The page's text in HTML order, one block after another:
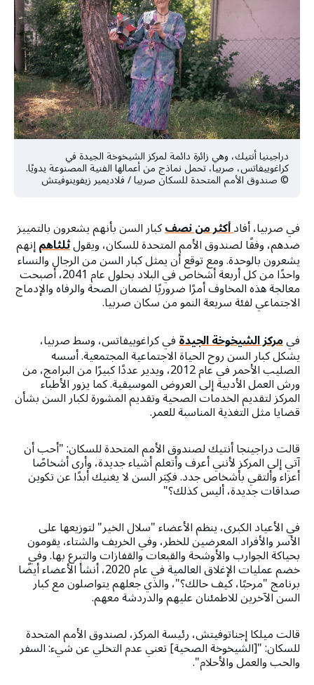
دراجينيا أنتيك، وهي زائرة دائمة لمركز الشيخوخة الجيدة في
كراغوييفاتس، صربيا، تحمل نماذج من أعمالها الفنية المصنوعة يدويًا.
© صندوق الأمم المتحدة للسكان صربيا / فلاديمير زيفوينوفيتش
في صربيا، أفادأكثر من نصفكبار السن بأنهم يشعرون بالتمييز
ضدهم، وفقًا لصندوق الأمم المتحدة للسكان، ويقولثلثاهمإنهم
يشعرون بالوحدة. ومع توقع أن يمثل كبار السن من الرجال والنساء
واحدًا من كل أربعة أشخاص في البلاد بحلول عام 2041، أصبحت
معالجة هذه المخاوف أمرًا ضروريًا لضمان الصحة والرفاه والإدماج
الاجتماعي لفئة سريعة النمو من سكان صربيا.
فيمركز الشيخوخة الجيدةفي كراغوييفاتس، وسط صربيا،
يشكل كبار السن روح الحياة الاجتماعية المجتمعية. أسسه
الصليب الأحمر في عام 2012، ويدير عددًا كبيرًا من البرامج، من
ورش العمل الأدبية إلى العروض الموسيقية. كما يزور الأطباء
المركز لتقديم الخدمات الصحية وتقديم المشورة لكبار السن بشأن
قضايا مثل التغذية المناسبة للعمر.
قالت دراجينجا أنتيك لصندوق الأمم المتحدة للسكان: "أحب أن
آتي إلى المركز لأنني أعرف وأتعلم أشياء جديدة، وأرى أشخاصًا
أعزاء وألتقي بأشخاص جدد. فكِبَر السن لا يغنيك أبدًا عن تكوين
صداقات جديدة، أليس كذلك؟"
في الأعياد الكبرى، ينظم الأعضاء "سلال الخير" لتوزيعها على
الأسر والأفراد المعرضين للخطر، وفي الخريف والشتاء، يقومون
بحياكة الجوارب والأوشحة والقبعات والقفازات والتبرع بها. وفي
خضم عمليات الإغلاق العالمية في عام 2020، أنشأ الأعضاء أيضًا
برنامج "مرحبًا، كيف حالك؟"، والذي جعلهم يتواصلون مع كبار
السن الآخرين للاطمئنان عليهم والدردشة معهم.
قالت ميلكا إجناتوفيتش، رئيسة المركز، لصندوق الأمم المتحدة
للسكان: "[الشيخوخة الصحية] تعني عدم التخلي عن شيء: السفر
والحب والعمل والأحلام".